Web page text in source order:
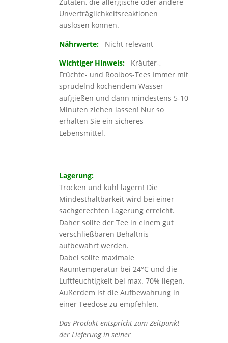
Unverträglichkeitsreaktionen
auslösen können.
Nährwerte: Nicht relevant
Wichtiger Hinweis:
Kräuter-,
Früchte- und Rooibos-Tees Immer mit
sprudelnd kochendem Wasser
aufgießen und dann mindestens 5-10
Minuten ziehen lassen! Nur so
erhalten Sie ein sicheres
Lebensmittel.
Lagerung:
Trocken und kühl lagern! Die
Mindesthaltbarkeit wird bei einer
sachgerechten Lagerung erreicht.
Daher sollte der Tee in einem gut
verschließbaren Behältnis
aufbewahrt werden.
Dabei sollte maximale
Raumtemperatur bei 24°C und die
Luftfeuchtigkeit bei max. 70% liegen.
Außerdem ist die Aufbewahrung in
einer Teedose zu empfehlen.
Das Produkt entspricht zum Zeitpunkt
der Lieferung in seiner